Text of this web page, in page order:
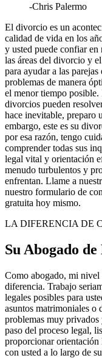
-Chris Palermo
El divorcio es un
calidad de vida en los
y usted puede confiar
las áreas del divorcio y
para ayudar a las
problemas de manera
el menor tiempo posible.
divorcios pueden
hace inevitable, preparo
embargo, este es su
por esa razón, tengo
comprender todas sus
legal vital y orientación
menudo turbulentos y
enfrentan. Llame a
nuestro formulario de
gratuita hoy mismo.
LA DIFERENCIA DE
Su Abogado
Como abogado, mi nivel
diferencia. Trabajo
legales posibles para
asuntos matrimoniales o
problemas muy privados
paso del proceso legal,
proporcionar orientación
con usted a lo largo de